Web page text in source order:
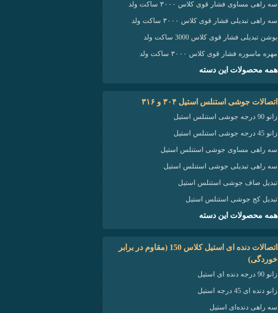
سه راهی مساوی فشار قوی کلاس ۳۰۰۰ ساکت ولد
سه راهی تبدیلی فشار قوی کلاس ۳۰۰۰ ساکت ولد
بوشن تبدیلی فشار قوی کلاس 3000 ساکت ولد
مهره ماسوره فشار قوی کلاس ۳۰۰۰ ساکت ولد
همه محصولات این دسته
اتصالات جوشی استنلس استیل ۳۰۴ و ۳۱۶
زانو 90 درجه جوشی استنلس استیل
زانو 45 درجه جوشی استنلس استیل
سه راهی مساوی جوشی استنلس استیل
سه راهی تبدیلی جوشی استنلس استیل
تبدیل صاف جوشی استنلس استیل
تبدیل کج جوشی استنلس استیل
همه محصولات این دسته
اتصالات دنده‌ ای استیل کلاس 150 (مقاوم در برابر
خوردگی)
زانو 90 درجه دنده ای استیل
زانو دنده ای 45 درجه استیل
سه راهی دنده‌ای استیل